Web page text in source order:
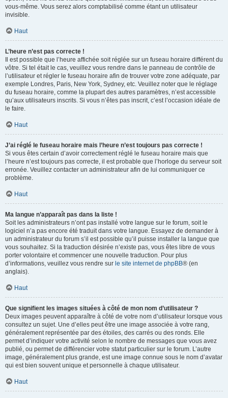
vous-même. Vous serez alors comptabilisé comme étant un utilisateur
invisible.
Haut
L’heure n’est pas correcte !
Il est possible que l’heure affichée soit réglée sur un fuseau horaire différent du
vôtre. Si tel était le cas, veuillez vous rendre dans le panneau de contrôle de
l’utilisateur et régler le fuseau horaire afin de trouver votre zone adéquate, par
exemple Londres, Paris, New York, Sydney, etc. Veuillez noter que le réglage
du fuseau horaire, comme la plupart des autres paramètres, n’est accessible
qu’aux utilisateurs inscrits. Si vous n’êtes pas inscrit, c’est l’occasion idéale de
le faire.
Haut
J’ai réglé le fuseau horaire mais l’heure n’est toujours pas correcte !
Si vous êtes certain d’avoir correctement réglé le fuseau horaire mais que
l’heure n’est toujours pas correcte, il est probable que l’horloge du serveur soit
erronée. Veuillez contacter un administrateur afin de lui communiquer ce
problème.
Haut
Ma langue n’apparaît pas dans la liste !
Soit les administrateurs n’ont pas installé votre langue sur le forum, soit le
logiciel n’a pas encore été traduit dans votre langue. Essayez de demander à
un administrateur du forum s’il est possible qu’il puisse installer la langue que
vous souhaitez. Si la traduction désirée n’existe pas, vous êtes libre de vous
porter volontaire et commencer une nouvelle traduction. Pour plus
d’informations, veuillez vous rendre sur le site internet de phpBB® (en
anglais).
Haut
Que signifient les images situées à côté de mon nom d’utilisateur ?
Deux images peuvent apparaître à côté de votre nom d’utilisateur lorsque vous
consultez un sujet. Une d’elles peut être une image associée à votre rang,
généralement représentée par des étoiles, des carrés ou des ronds. Elle
permet d’indiquer votre activité selon le nombre de messages que vous avez
publié, ou permet de différencier votre statut particulier sur le forum. L’autre
image, généralement plus grande, est une image connue sous le nom d’avatar
qui est bien souvent unique et personnelle à chaque utilisateur.
Haut